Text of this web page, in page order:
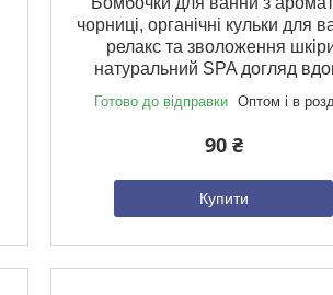
чорниці, органічні кульки для
релакс та зволоження
натуральний SPA догляд
Готово до відправки Оптом і в
90 ₴
Купити